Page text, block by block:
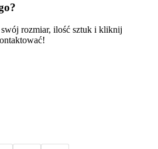
rozmiar, ilość sztuk i kliknij